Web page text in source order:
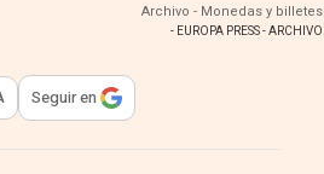
Archivo - Monedas y billetes
- EUROPA PRESS - ARCHIVO
para compartir
Seguir en